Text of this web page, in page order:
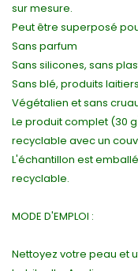
sur mesure.
Peut être superposé
Sans parfum
Sans silicones, sans
Sans blé, produits
Végétalien et sans
Le produit complet (30
recyclable avec un
L'échantillon est
recyclable.
MODE D'EMPLOI :
Nettoyez votre peau et